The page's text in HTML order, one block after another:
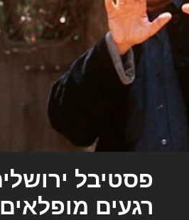
רגעים מופלאים